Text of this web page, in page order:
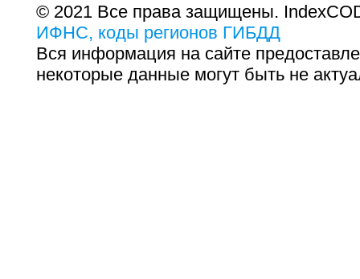
© 2021 Все права защищены.
ИФНС, коды регионов ГИБДД
Вся информация на сайте
некоторые данные могут быть не